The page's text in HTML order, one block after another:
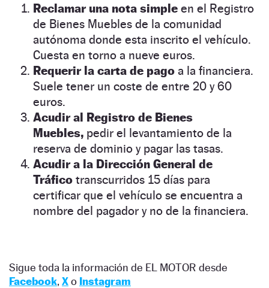
Reclamar una nota simple en el Registro
de Bienes Muebles de la comunidad
autónoma donde esta inscrito el vehículo.
Cuesta en torno a nueve euros.
Requerir la carta de pago a la financiera.
Suele tener un coste de entre 20 y 60
euros.
Acudir al Registro de Bienes
Muebles, pedir el levantamiento de la
reserva de dominio y pagar las tasas.
Acudir a la Dirección General de
Tráfico transcurridos 15 días para
certificar que el vehículo se encuentra a
nombre del pagador y no de la financiera.
Sigue toda la información de EL MOTOR desde
Facebook, Xo Instagram